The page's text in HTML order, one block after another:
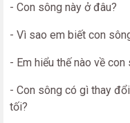
- Con sông này ở đâu?
- Vì sao em biết con
- Em hiểu thế nào về con
- Con sông có gì thay
tối?